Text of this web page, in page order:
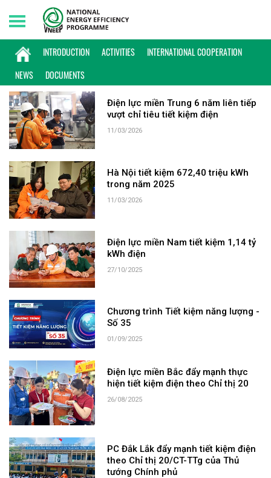
INTRODUCTION ACTIVITIES
INTERNATIONAL COOPERATION
NEWS
DOCUMENTS
Friday, 07/08/2026 | 22:11 GMT+7
KEYWORD: CHỈ THỊ 20
Điện lực miền Trung 6 năm liên tiếp
vượt chỉ tiêu tiết kiệm điện
11/03/2026
Hà Nội tiết kiệm 672,40 triệu kWh
trong năm 2025
11/03/2026
Điện lực miền Nam tiết kiệm 1,14 tỷ
kWh điện
27/10/2025
Chương trình Tiết kiệm năng lượng -
Số 35
01/09/2025
Điện lực miền Bắc đẩy mạnh thực
hiện tiết kiệm điện theo Chỉ thị 20
26/08/2025
PC Đắk Lắk đẩy mạnh tiết kiệm điện
theo Chỉ thị 20/CT-TTg của Thủ
tướng Chính phủ